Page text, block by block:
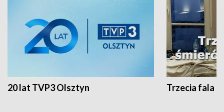
20 lat TVP3 Olsztyn Trzecia fala -